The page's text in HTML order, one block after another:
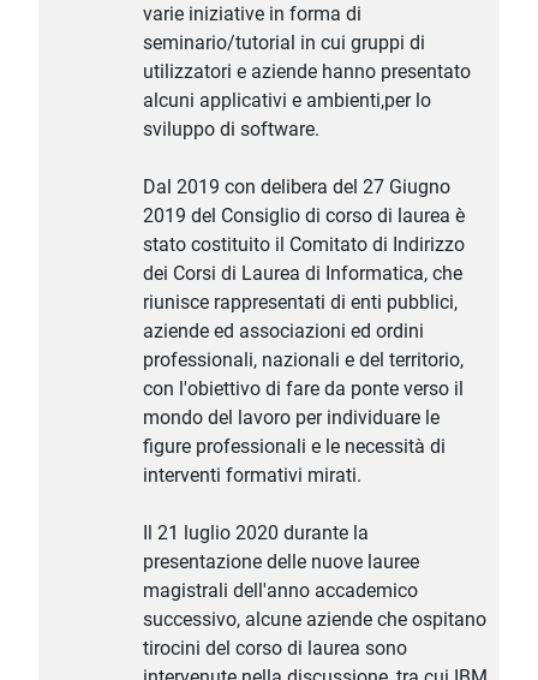
varie iniziative in forma di
seminario/tutorial in cui gruppi di
utilizzatori e aziende hanno presentato
alcuni applicativi e ambienti,per lo
sviluppo di software.
Dal 2019 con delibera del 27 Giugno
2019 del Consiglio di corso di laurea è
stato costituito il Comitato di Indirizzo
dei Corsi di Laurea di Informatica, che
riunisce rappresentati di enti pubblici,
aziende ed associazioni ed ordini
professionali, nazionali e del territorio,
con l'obiettivo di fare da ponte verso il
mondo del lavoro per individuare le
figure professionali e le necessità di
interventi formativi mirati.
Il 21 luglio 2020 durante la
presentazione delle nuove lauree
magistrali dell'anno accademico
successivo, alcune aziende che ospitano
tirocini del corso di laurea sono